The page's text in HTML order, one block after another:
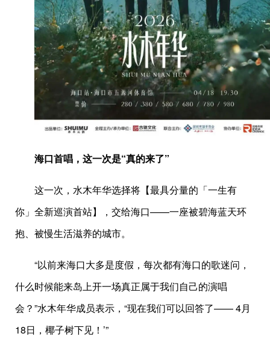
海口首唱，这一次是“真的来了”
这一次，水木年华选择将【最具分量的「一生有
你」全新巡演首站】，交给海口——一座被碧海蓝天环
抱、被慢生活滋养的城市。
“以前来海口大多是度假，每次都有海口的歌迷问，
什么时候能来岛上开一场真正属于我们自己的演唱
会？”水木年华成员表示，“现在我们可以回答了—— 4月
18日，椰子树下见！’”